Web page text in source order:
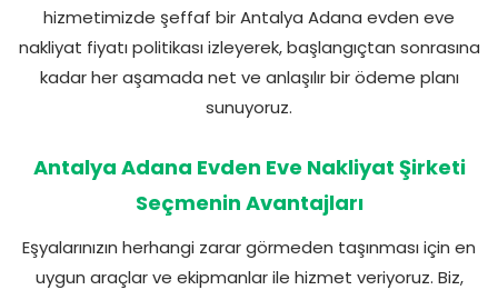
hizmetimizde şeffaf bir Antalya Adana evden eve
nakliyat fiyatı politikası izleyerek, başlangıçtan sonrasına
kadar her aşamada net ve anlaşılır bir ödeme planı
sunuyoruz.
Antalya Adana Evden Eve Nakliyat Şirketi
Seçmenin Avantajları
Eşyalarınızın herhangi zarar görmeden taşınması için en
uygun araçlar ve ekipmanlar ile hizmet veriyoruz. Biz,